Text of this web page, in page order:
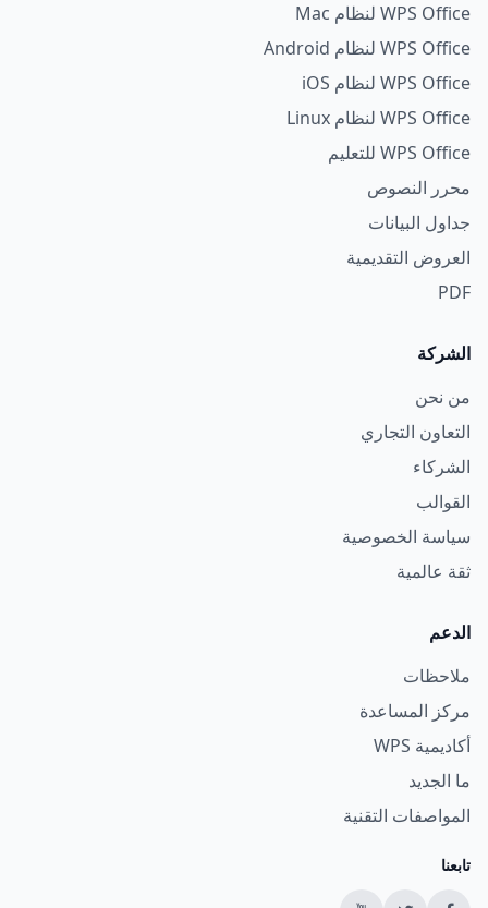
WPS Office لنظام Mac
WPS Office لنظام Android
WPS Office لنظام iOS
WPS Office لنظام Linux
WPS Office للتعليم
محرر النصوص
جداول البيانات
العروض التقديمية
PDF
الشركة
من نحن
التعاون التجاري
الشركاء
القوالب
سياسة الخصوصية
ثقة عالمية
الدعم
ملاحظات
مركز المساعدة
أكاديمية WPS
ما الجديد
المواصفات التقنية
تابعنا